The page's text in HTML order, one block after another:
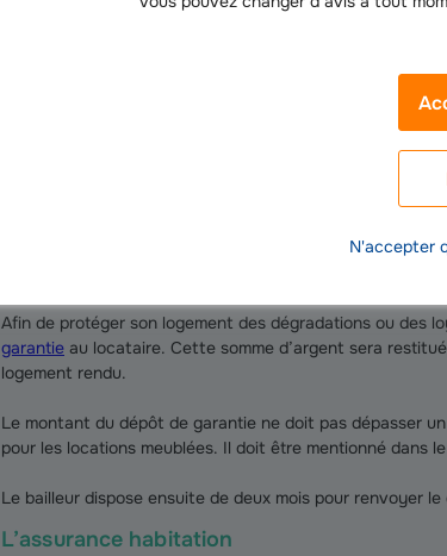
N'accepter
contrat avant de le signer, et demandez conseil le cas
est un document obligatoire
plus précisément possible l’état du logement et des
locataire dans les lieux, et doit être signé par les deux
Un nouvel état des lieux de sortie a lieu lorsque le
Afin de protéger son logement des dégradations ou des
garantie au locataire. Cette somme d’argent sera
logement rendu.
Le montant du dépôt de garantie ne doit pas dépasser
pour les locations meublées. Il doit être mentionné dans
Le bailleur dispose ensuite de deux mois pour renvoyer
L’assurance habitation